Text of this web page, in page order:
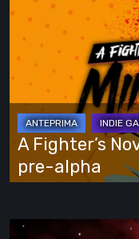
vede
tutto
Fighter’s
Nova:
Mindara
Provata
la
alpha
A Fighter’s
pre-alpha
Hollow